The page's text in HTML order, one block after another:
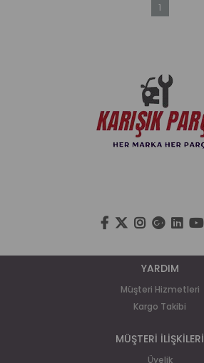
1
YARDIM
Müşteri Hizmetleri
Kargo Takibi
MÜŞTERİ İLİŞKİLERİ
Üyelik